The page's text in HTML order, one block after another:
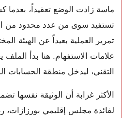
ماسة زادت الوضع تعقيداً،
تستفيد سوى من عدد محدود من
تمرير العملية بعيداً عن الهيئة
علامات الاستفهام. هنا بدأ الملف
التقني، ليدخل منطقة الحسابات
الأكثر غرابة أن الوثيقة نفسها
لفائدة مجلس إقليمي بورزازات،